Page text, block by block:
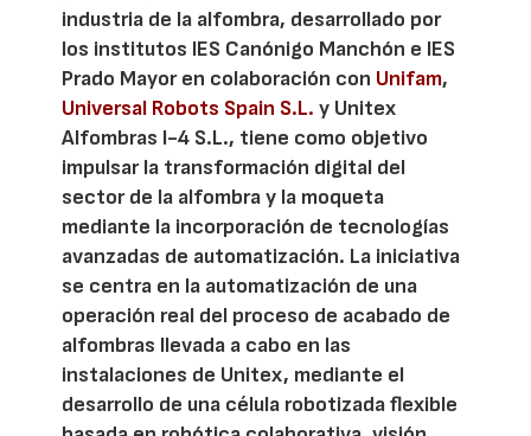
industria de la alfombra, desarrollado por
los institutos IES Canónigo Manchón e IES
Prado Mayor en colaboración con Unifam,
Universal Robots Spain S.L. y Unitex
Alfombras I-4 S.L., tiene como objetivo
impulsar la transformación digital del
sector de la alfombra y la moqueta
mediante la incorporación de tecnologías
avanzadas de automatización. La iniciativa
se centra en la automatización de una
operación real del proceso de acabado de
alfombras llevada a cabo en las
instalaciones de Unitex, mediante el
desarrollo de una célula robotizada flexible